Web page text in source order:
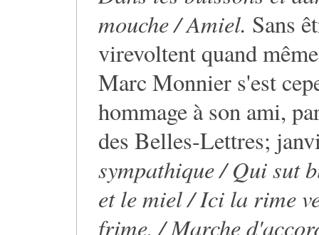
mouche / Amiel. Sans
virevoltent quand
Marc Monnier s'est
hommage à son ami,
des Belles-Lettres;
sympathique / Qui sut
et le miel / Ici la rime
frime, / Marche